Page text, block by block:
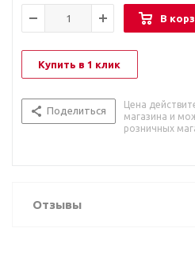
В
Купить в 1 клик
Поделиться
Цена
магазина и
розничных
Отзывы